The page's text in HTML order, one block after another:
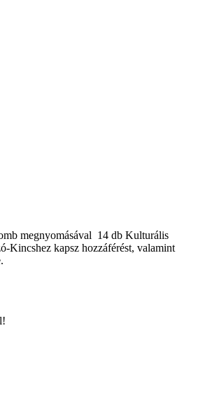
megnyomásával 14 db Kulturális
Kincshez kapsz hozzáférést, valamint